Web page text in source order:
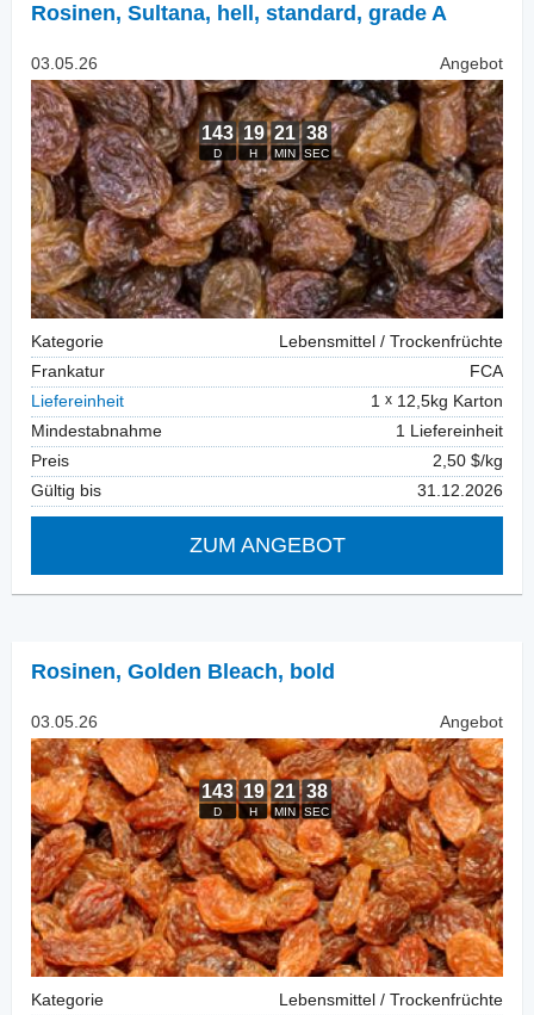
Rosinen, Sultana, hell, standard, grade A
03.05.26 Angebot
Kategorie
Lebensmittel / Trockenfrüchte
Frankatur
FCA
Liefereinheit
1
12,5kg Karton
Mindestabnahme
1 Liefereinheit
Preis
2,50 $/kg
Gültig bis
31.12.2026
ZUM ANGEBOT
Rosinen, Golden Bleach, bold
03.05.26 Angebot
Kategorie
Lebensmittel / Trockenfrüchte